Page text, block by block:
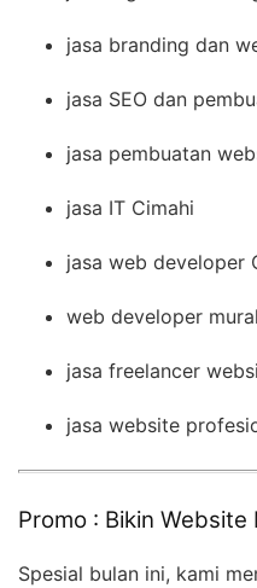
jasa branding dan
jasa SEO dan
jasa pembuatan
jasa IT Cimahi
jasa web developer
web developer
jasa freelancer
jasa website
Promo : Bikin
Spesial bulan ini, kami